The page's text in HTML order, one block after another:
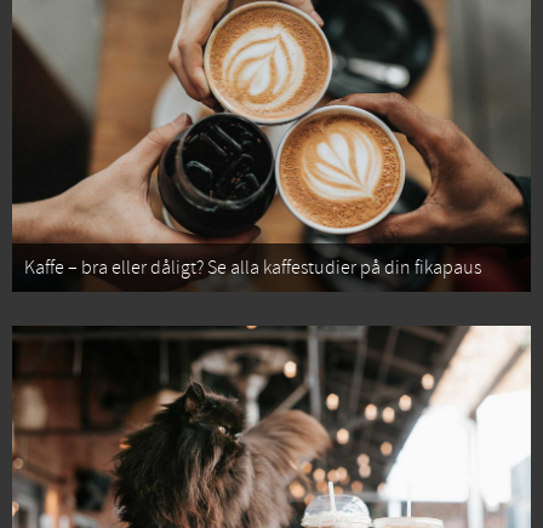
Kaffe – bra eller dåligt? Se alla kaffestudier på din fikapaus